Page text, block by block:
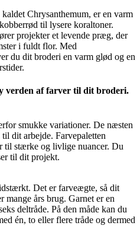
Chrysanthemum, er en varm
til lysere koraltoner.
projekter et levende præg, der
i fuldt flor. Med
du dit broderi en varm glød og en
verden af farver til dit broderi.
smukke variationer. De næsten
dit arbejde. Farvepaletten
til stærke og livlige nuancer. Du
til dit projekt.
Det er farveægte, så dit
års brug. Garnet er en
deltråde. På den måde kan du
én, to eller flere tråde og dermed